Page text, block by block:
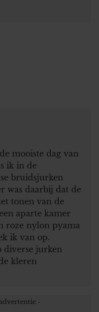
mooiste dag van
ik in de
bruidsjurken
was daarbij dat de
tonen van de
aparte kamer
roze nylon pyama
ik van op.
diverse jurken
kleren